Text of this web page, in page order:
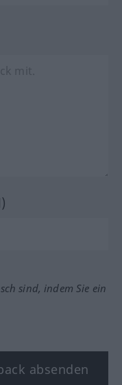
sind, indem Sie ein
absenden